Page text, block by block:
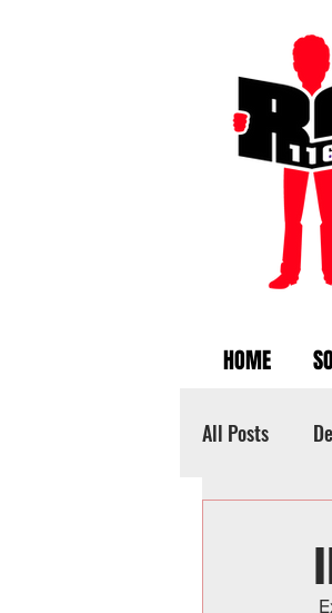
HOME
All Posts